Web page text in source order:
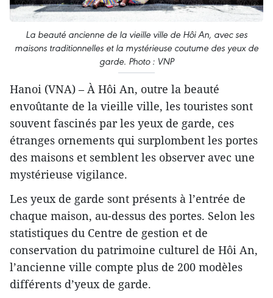
La beauté ancienne de la vieille ville de Hôi An, avec ses
maisons traditionnelles et la mystérieuse coutume des yeux de
garde. Photo : VNP
Hanoi (VNA) – À Hôi An, outre la beauté
envoûtante de la vieille ville, les touristes sont
souvent fascinés par les yeux de garde, ces
étranges ornements qui surplombent les portes
des maisons et semblent les observer avec une
mystérieuse vigilance.
Les yeux de garde sont présents à l’entrée de
chaque maison, au-dessus des portes. Selon les
statistiques du Centre de gestion et de
conservation du patrimoine culturel de Hôi An,
l’ancienne ville compte plus de 200 modèles
différents d’yeux de garde.